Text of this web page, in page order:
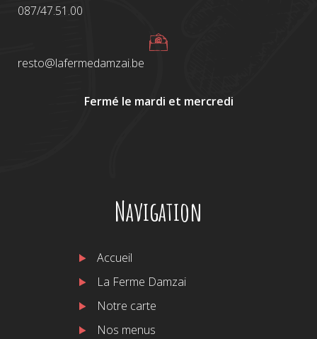
087/47.51.00
resto@lafermedamzai.be
Fermé le mardi et mercredi
Navigation
Accueil
La Ferme Damzai
Notre carte
Nos menus